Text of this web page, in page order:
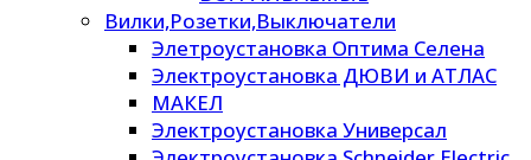
Вилки,Розетки,Выключатели
Элетроустановка Оптима Селена
Электроустановка ДЮВИ и АТЛАС
МАКЕЛ
Электроустановка Универсал